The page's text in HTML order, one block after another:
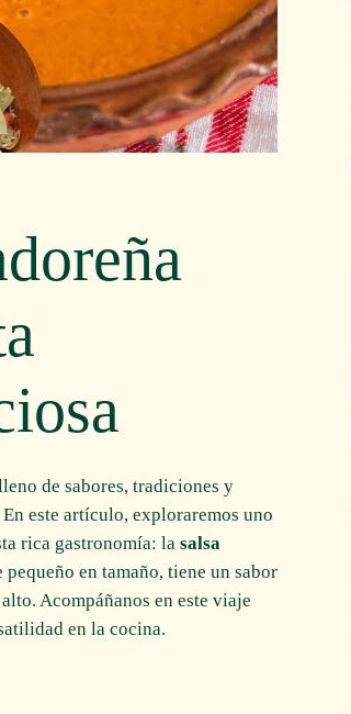
de sabores, tradiciones y
este artículo, exploraremos uno
rica gastronomía: la salsa
en tamaño, tiene un sabor
Acompáñanos en este viaje
en la cocina.